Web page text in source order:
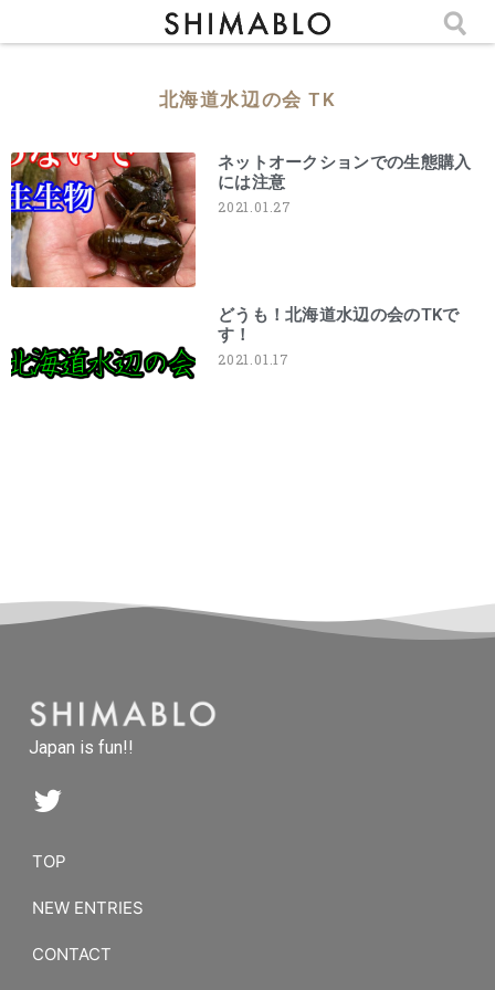
北海道水辺の会 TK
ネットオークションでの生態購入
には注意
2021.01.27
どうも！北海道水辺の会のTKで
す！
2021.01.17
Japan is fun!!
TOP
NEW ENTRIES
CONTACT